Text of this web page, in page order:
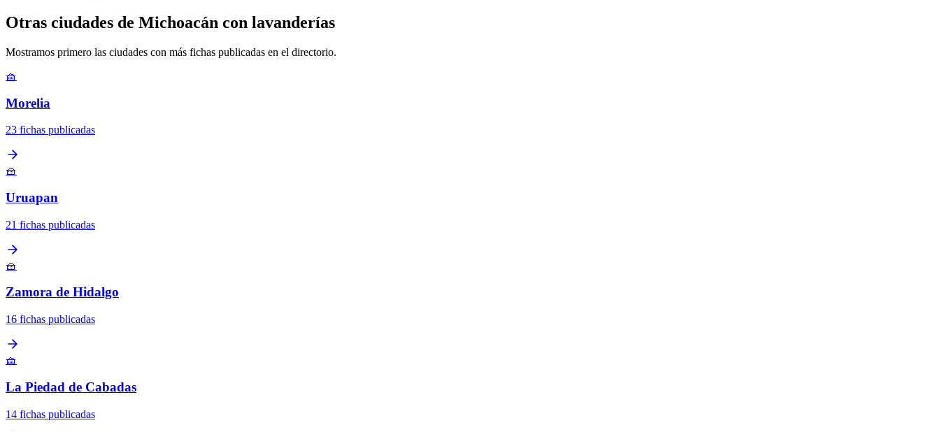
Otras ciudades de Michoacán con lavanderías
Mostramos primero las ciudades con más fichas publicadas en el directorio.
🧺
Morelia
23 fichas publicadas
🧺
Uruapan
21 fichas publicadas
🧺
Zamora de Hidalgo
16 fichas publicadas
🧺
La Piedad de Cabadas
14 fichas publicadas